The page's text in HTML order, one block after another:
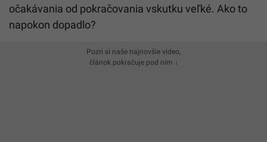
očakávania od pokračovania vskutku veľké. Ako to
napokon dopadlo?
Pozri si naše najnovšie video,
článok pokračuje pod ním ↓